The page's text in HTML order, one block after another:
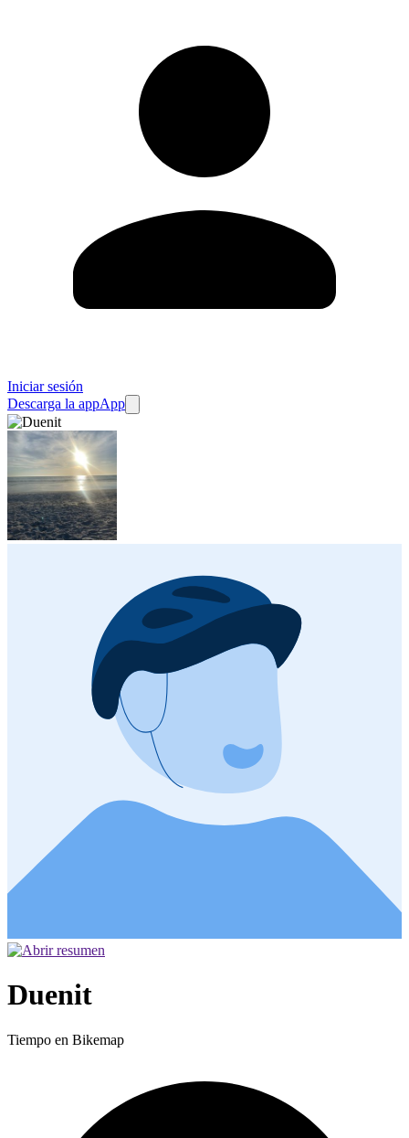
Iniciar sesión
Descarga la appApp
Duenit
Tiempo en Bikemap